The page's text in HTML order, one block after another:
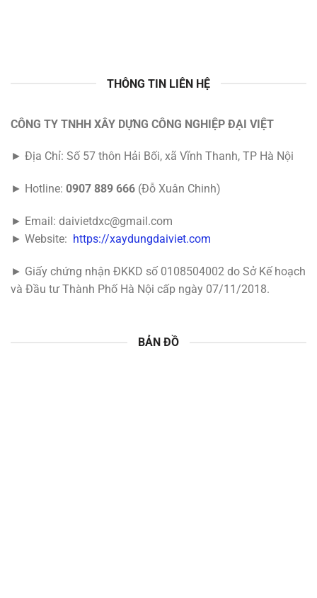
THÔNG TIN LIÊN HỆ
CÔNG TY TNHH XÂY DỰNG CÔNG NGHIỆP ĐẠI VIỆT
► Địa Chỉ: Số 57 thôn Hải Bối, xã Vĩnh Thanh, TP Hà Nội
► Hotline: 0907 889 666 (Đỗ Xuân Chinh)
► Email: daivietdxc@gmail.com
► Website: https://xaydungdaiviet.com
► Giấy chứng nhận ĐKKD số 0108504002 do Sở Kế hoạch
và Đầu tư Thành Phố Hà Nội cấp ngày 07/11/2018.
BẢN ĐỒ